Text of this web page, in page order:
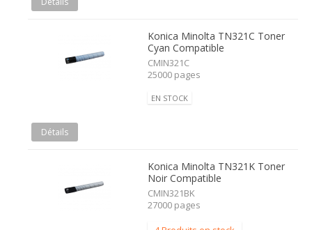
Konica Minolta TN321C Toner
Cyan Compatible
CMIN321C
25000 pages
EN STOCK
Détails
Konica Minolta TN321K Toner
Noir Compatible
CMIN321BK
27000 pages